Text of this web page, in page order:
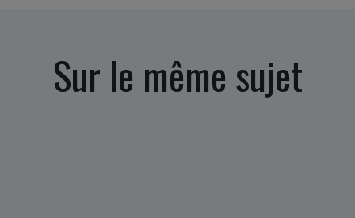
Sur le même sujet